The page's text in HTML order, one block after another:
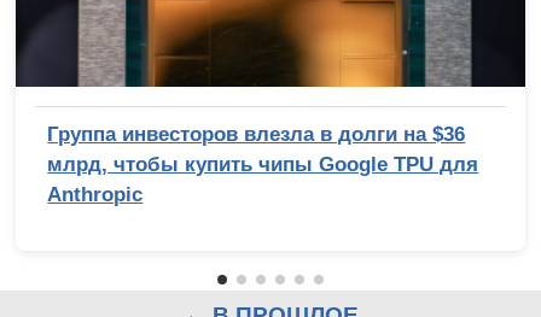
Группа инвесторов влезла в долги на $36
млрд, чтобы купить чипы Google TPU для
Anthropic